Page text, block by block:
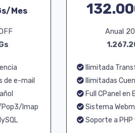
Mes
de e-mail
Imap
Anual
Ilimitada
Ilimitadas
Full CPanel en
Sistema
Soporte a PHP